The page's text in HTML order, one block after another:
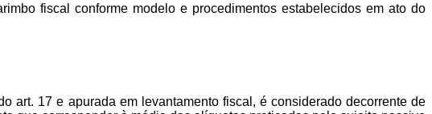
fiscal conforme modelo e procedimentos estabelecidos em ato do
art. 17 e apurada em levantamento fiscal, é considerado decorrente de